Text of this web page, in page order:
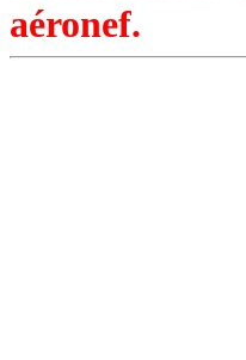
aéronef.